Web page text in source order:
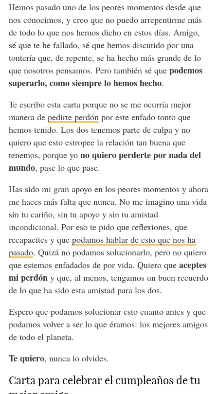
Hemos pasado uno de los peores momentos desde que
nos conocimos, y creo que no puedo arrepentirme más
de todo lo que nos hemos dicho en estos días. Amigo,
sé que te he fallado, sé que hemos discutido por una
tontería que, de repente, se ha hecho más grande de lo
que nosotros pensamos. Pero también sé que podemos
superarlo, como siempre lo hemos hecho.
Te escribo esta carta porque no se me ocurría mejor
manera de pedirte perdón por este enfado tonto que
hemos tenido. Los dos tenemos parte de culpa y no
quiero que esto estropee la relación tan buena que
tenemos, porque yono quiero perderte por nada del
mundo, pase lo que pase.
Has sido mi gran apoyo en los peores momentos y ahora
me haces más falta que nunca. No me imagino una vida
sin tu cariño, sin tu apoyo y sin tu amistad
incondicional. Por eso te pido que reflexiones, que
recapacites y que podamos hablar de esto que nos ha
pasado. Quizá no podamos solucionarlo, pero no quiero
que estemos enfadados de por vida. Quiero que aceptes
mi perdón y que, al menos, tengamos un buen recuerdo
de lo que ha sido esta amistad para los dos.
Espero que podamos solucionar esto cuanto antes y que
podamos volver a ser lo que éramos: los mejores amigos
de todo el planeta.
Te quiero, nunca lo olvides.
Carta para celebrar el cumpleaños de tu